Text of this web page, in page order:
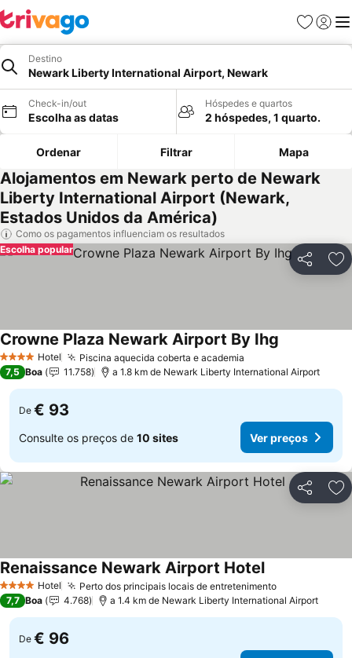
Favoritos
Iniciar
Destino
Newark Liberty International Airport, Newark
Check-in/out
Escolha as datas
Hóspedes e quartos
2 hóspedes, 1 quarto.
Ordenar Filtrar Mapa
Alojamentos em Newark perto de Newark
Liberty International Airport (Newark,
Estados Unidos da América)
Como os pagamentos influenciam os resultados
Partilhar
Escolha popular
4 EstrelasHotel Piscina aquecida coberta e academia
Crowne Plaza Newark Airport By Ihg
7,5 Boa 11.758 a 1.8 km de Newark Liberty International Airport
De € 93
Consulte os preços de 10 sites Ver preços
Partilhar
4 EstrelasHotel Perto dos principais locais de entretenimento
Renaissance Newark Airport Hotel
7,7 Boa 4.768 a 1.4 km de Newark Liberty International Airport
De € 96